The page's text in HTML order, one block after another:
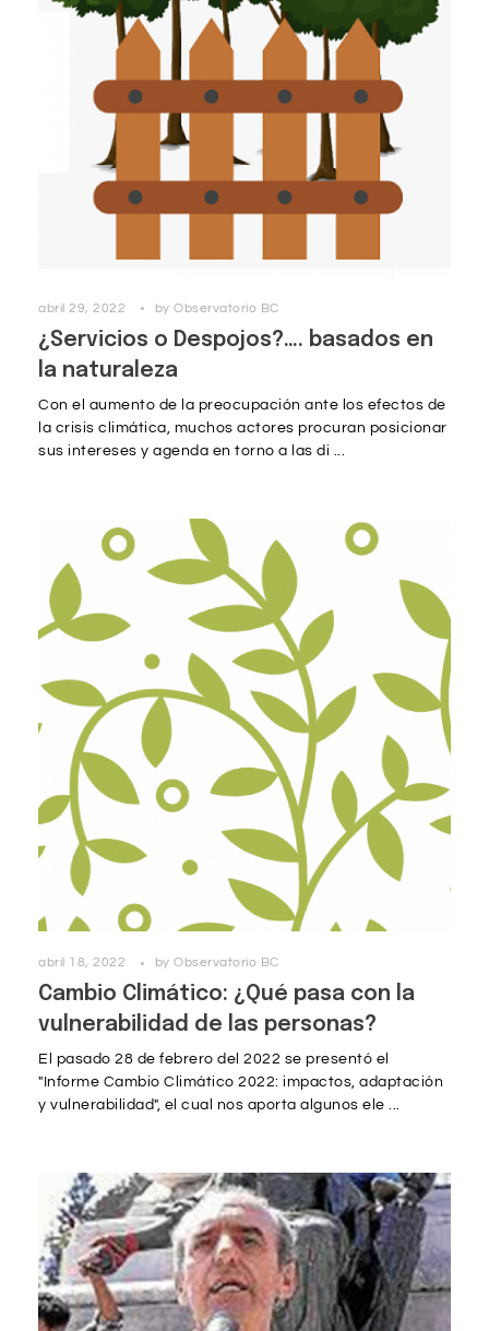
abril 29, 2022 by Observatorio BC
¿Servicios o Despojos?…. basados en
la naturaleza
Con el aumento de la preocupación ante los efectos de
la crisis climática, muchos actores procuran posicionar
sus intereses y agenda en torno a las di ...
abril 18, 2022 by Observatorio BC
Cambio Climático: ¿Qué pasa con la
vulnerabilidad de las personas?
El pasado 28 de febrero del 2022 se presentó el
"Informe Cambio Climático 2022: impactos, adaptación
y vulnerabilidad", el cual nos aporta algunos ele ...